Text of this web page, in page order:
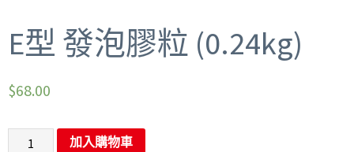
E型 發泡膠粒 (0.24kg)
$68.00
加入購物車